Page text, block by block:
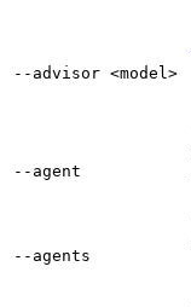
--advisor <model>
--agent
--agents